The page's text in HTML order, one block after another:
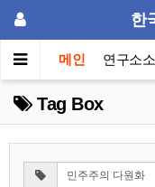
한
메인 연구소
Tag Box